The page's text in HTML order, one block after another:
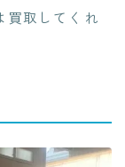
買取してくれ